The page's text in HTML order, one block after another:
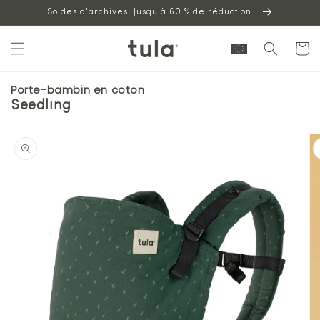
Aller au
contenu
Soldes d'archives. Jusqu'à 60 % de réduction.
Panier
Porte-bambin en coton
Seedling
sur les